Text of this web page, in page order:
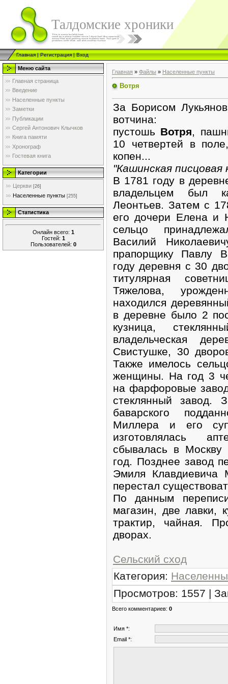
Талдомские хроники
Главная|Регистрация|Вход
Меню сайта
Главная страница
Введение
Населенные пункты
Заметки
Публикации
Сергей Антонович Клычков
Книга памяти
Хронограф
Гостевая книга
Категории
Церкви [26]
Населенные пункты [255]
Статистика
Онлайн всего: 1
Гостей: 1
Пользователей: 0
Главная » Файлы » Населенные пункты
Вотря
За Борисом
вотчина:
пустошь Вотря,
10 четвертей в
копен...
"Кашинская писцовая
В 1781 году в
владельцем был
Леонтьев. Затем с
его дочери Елена и
сельцо
Василий
прапорщику Павлу
году деревня с 30
титулярная
Тяжелова,
находился
в деревне было 2
кузница,
владельческая
Свистушке, 30
Также имелось
женщины. На год 3
на фарфоровые
стеклянный завод.
баварского
Миллера и его
изготовлялась
сбывалась в
год. Позднее завод
Эмиля Клавдиевича
перестал
По данным
магазин, две лавки,
трактир, чайная.
дворах.
Сельский сход
Категория:
Просмотров: 1557 |
Всего комментариев: 0
Имя *:
Email *: